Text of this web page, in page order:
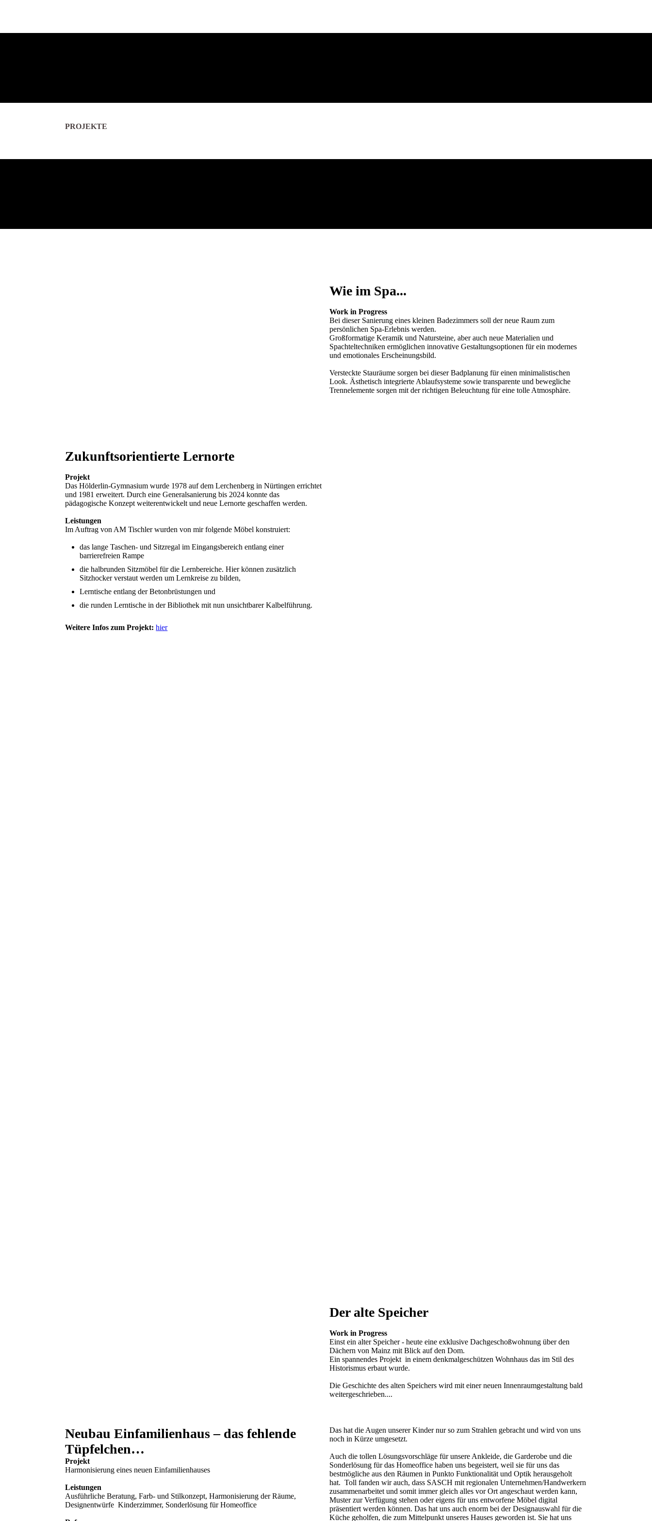
PROJEKTE
Wie im Spa...
Work in Progress
Bei dieser Sanierung eines kleinen Badezimmers soll der neue Raum zum
persönlichen Spa-Erlebnis werden.
Großformatige Keramik und Natursteine, aber auch neue Materialien und
Spachteltechniken ermöglichen innovative Gestaltungsoptionen für ein modernes
und emotionales Erscheinungsbild.
Versteckte Stauräume sorgen bei dieser Badplanung für einen minimalistischen
Look. Ästhetisch integrierte Ablaufsysteme sowie transparente und bewegliche
Trennelemente sorgen mit der richtigen Beleuchtung für eine tolle Atmosphäre.
Zukunftsorientierte Lernorte
Projekt
Das Hölderlin-Gymnasium wurde 1978 auf dem Lerchenberg in Nürtingen errichtet
und 1981 erweitert. Durch eine Generalsanierung bis 2024 konnte das
pädagogische Konzept weiterentwickelt und neue Lernorte geschaffen werden.
Leistungen
Im Auftrag von AM Tischler wurden von mir folgende Möbel konstruiert:
das lange Taschen- und Sitzregal im Eingangsbereich entlang einer
barrierefreien Rampe
die halbrunden Sitzmöbel für die Lernbereiche. Hier können zusätzlich
Sitzhocker verstaut werden um Lernkreise zu bilden,
Lerntische entlang der Betonbrüstungen und
die runden Lerntische in der Bibliothek mit nun unsichtbarer Kalbelführung.
Weitere Infos zum Projekt:hier
Der alte Speicher
Work in Progress
Einst ein alter Speicher - heute eine exklusive Dachgeschoßwohnung über den
Dächern von Mainz mit Blick auf den Dom.
Ein spannendes Projekt in einem denkmalgeschützen Wohnhaus das im Stil des
Historismus erbaut wurde.
Die Geschichte des alten Speichers wird mit einer neuen Innenraumgestaltung bald
weitergeschrieben....
Neubau Einfamilienhaus – das fehlende
Tüpfelchen…
Projekt
Harmonisierung eines neuen Einfamilienhauses
Leistungen
Ausführliche Beratung, Farb- und Stilkonzept, Harmonisierung der Räume,
Designentwürfe Kinderzimmer, Sonderlösung für Homeoffice
Das hat die Augen unserer Kinder nur so zum Strahlen gebracht und wird von uns
noch in Kürze umgesetzt.
Auch die tollen Lösungsvorschläge für unsere Ankleide, die Garderobe und die
Sonderlösung für das Homeoffice haben uns begeistert, weil sie für uns das
bestmögliche aus den Räumen in Punkto Funktionalität und Optik herausgeholt
hat. Toll fanden wir auch, dass SASCH mit regionalen Unternehmen/Handwerkern
zusammenarbeitet und somit immer gleich alles vor Ort angeschaut werden kann,
Muster zur Verfügung stehen oder eigens für uns entworfene Möbel digital
präsentiert werden können. Das hat uns auch enorm bei der Designauswahl für die
Küche geholfen, die zum Mittelpunkt unseres Hauses geworden ist. Sie hat uns